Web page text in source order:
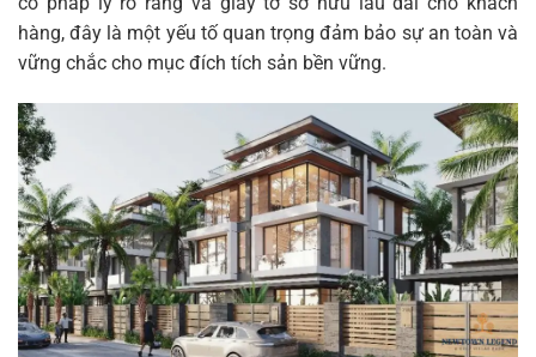
hàng, đây là một yếu tố quan trọng đảm bảo sự an toàn và
vững chắc cho mục đích tích sản bền vững.